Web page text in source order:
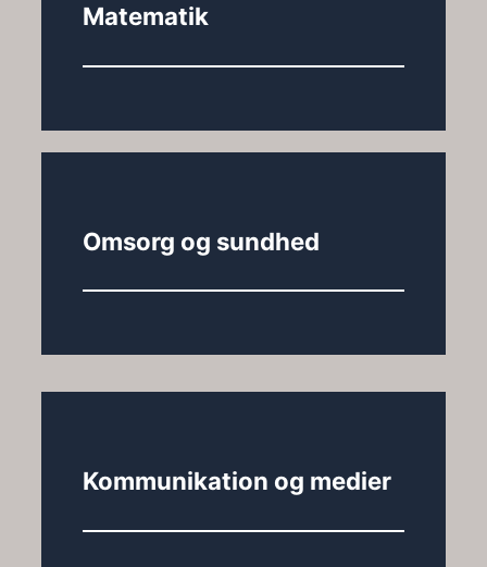
Matematik
Omsorg og sundhed
Kommunikation og medier